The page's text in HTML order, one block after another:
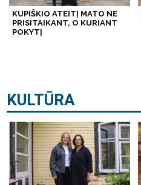
KUPIŠKIO ATEITĮ MATO NE
PRISITAIKANT, O KURIANT
POKYTĮ
KULTŪRA